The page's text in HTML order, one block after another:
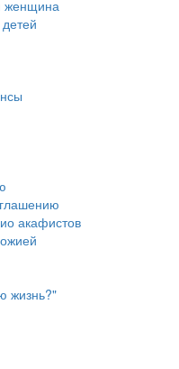
женщина
акафистов
жизнь?"